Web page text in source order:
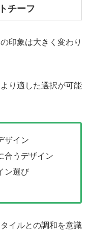
チーフ
印象は大きく変わり
り適した選択が可能
ザイン
合うデザイン
ン選び
イルとの調和を意識